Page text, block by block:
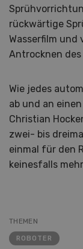
rückwärtige
Wasserfilm und
Antrocknen des
Wie jedes
ab und an
Christian
zwei- bis
einmal für den
keinesfalls
THEMEN
ROBOTER